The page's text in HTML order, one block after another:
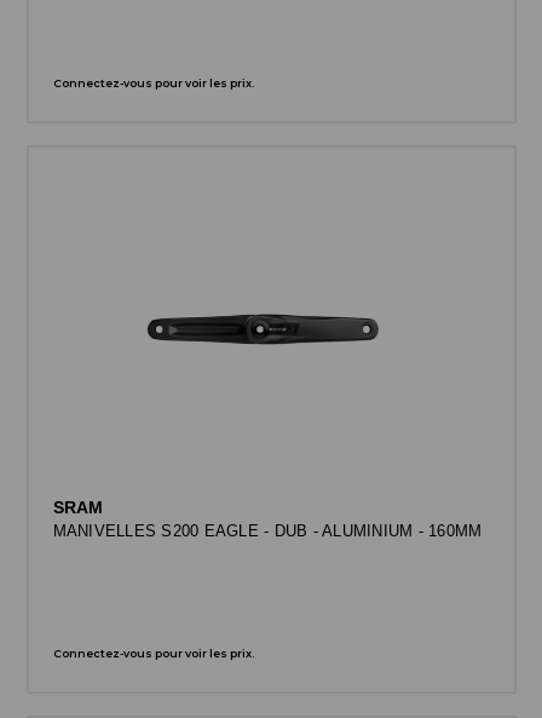
Connectez-vous pour voir les prix.
SRAM
MANIVELLES S200 EAGLE - DUB - ALUMINIUM - 160MM
Connectez-vous pour voir les prix.